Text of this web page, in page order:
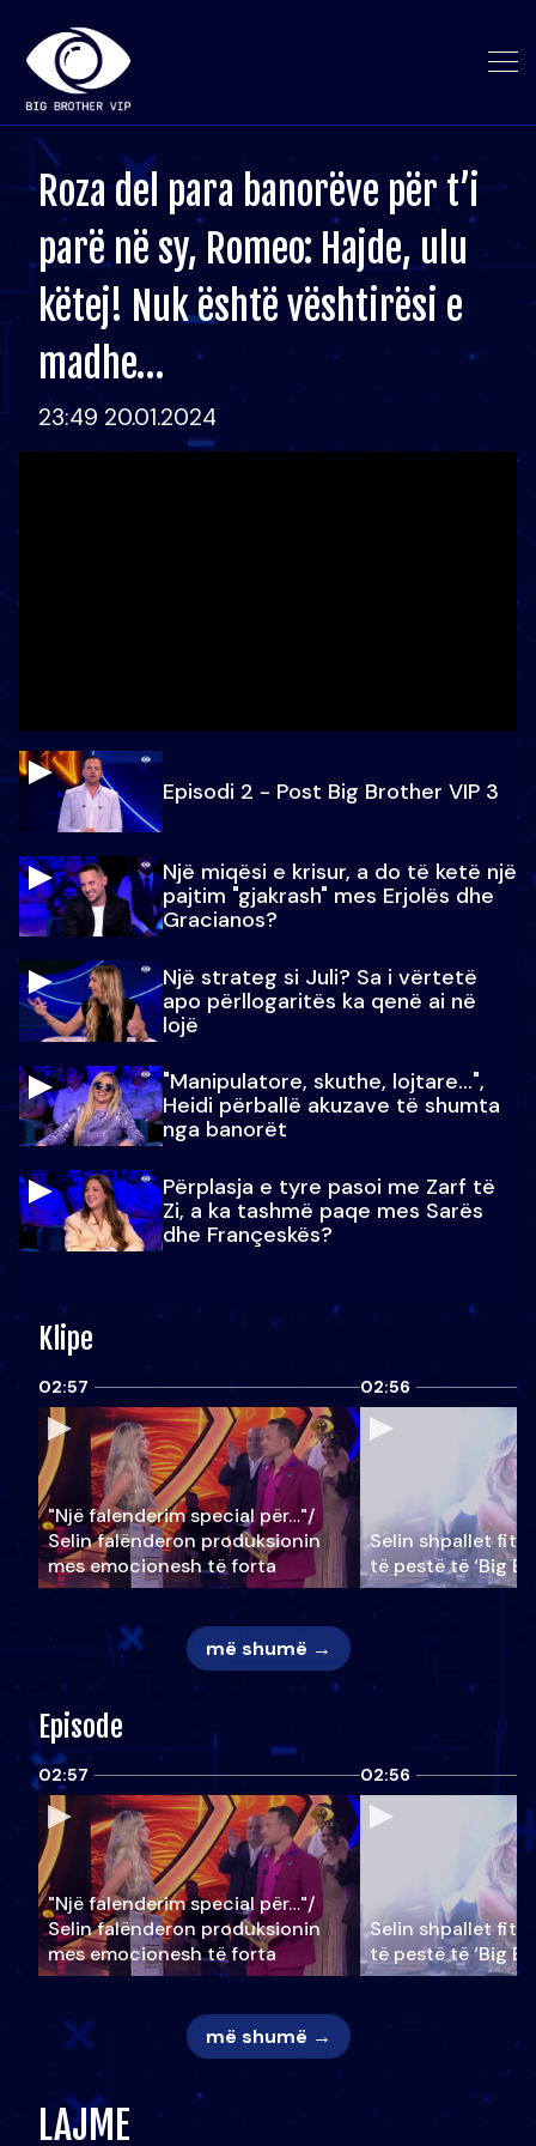
Roza del para banorëve për t’i
parë në sy, Romeo: Hajde, ulu
këtej! Nuk është vështirësi e
madhe…
23:49 20.01.2024
Episodi 2 - Post Big Brother VIP 3
Një miqësi e krisur, a do të ketë një
pajtim "gjakrash" mes Erjolës dhe
Gracianos?
Një strateg si Juli? Sa i vërtetë
apo përllogaritës ka qenë ai në
lojë
"Manipulatore, skuthe, lojtare...",
Heidi përballë akuzave të shumta
nga banorët
Përplasja e tyre pasoi me Zarf të
Zi, a ka tashmë paqe mes Sarës
dhe Françeskës?
Klipe
02:57
"Një falenderim special për…"/
Selin falënderon produksionin
mes emocionesh të forta
02:56
Selin shpallet
të pestë të ‘Big
më shumë →
Episode
02:57
"Një falenderim special për…"/
Selin falënderon produksionin
mes emocionesh të forta
02:56
Selin shpallet
të pestë të ‘Big
më shumë →
LAJME